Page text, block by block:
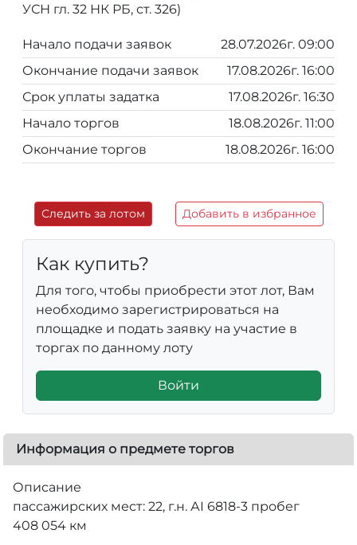
УСН гл. 32 НК РБ, ст. 326)
Начало подачи заявок
28.07.2026г. 09:00
Окончание подачи заявок
17.08.2026г. 16:00
Срок уплаты задатка
17.08.2026г. 16:30
Начало торгов
18.08.2026г. 11:00
Окончание торгов
18.08.2026г. 16:00
Следить за лотом Добавить в избранное
Как купить?
Для того, чтобы приобрести этот лот, Вам
необходимо зарегистрироваться на
площадке и подать заявку на участие в
торгах по данному лоту
Войти
Информация о предмете торгов
Описание
пассажирских мест: 22, г.н. АI 6818-3 пробег
408 054 км